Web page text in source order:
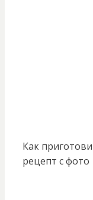
Как
рецепт с фото